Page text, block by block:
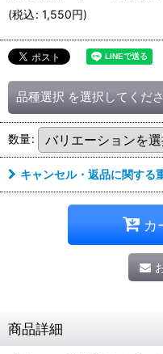
(税込: 1,550円)
品種選択 を選択してくだ
数量:
キャンセル・返品に関する
カ
商品詳細